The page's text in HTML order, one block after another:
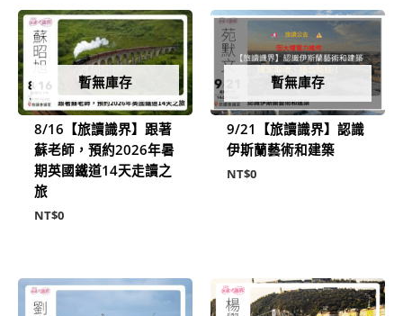
暫無庫存
8/16【旅讀識界】跟著
蘇老師，預約2026年暑
期英國鐵道14天走讀之
旅
NT$0
暫無庫存
9/21【旅讀識界】認識
伊斯蘭藝術和建築
NT$0